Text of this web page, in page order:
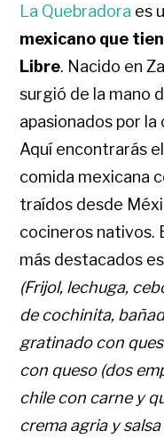
La Quebradora es
mexicano que
Libre. Nacido en
surgió de la mano
apasionados por
Aquí encontrarás
comida mexicana
traídos desde
cocineros nativos.
más destacados
(Frijol, lechuga,
de cochinita,
gratinado con
con queso (dos
chile con carne y
crema agria y